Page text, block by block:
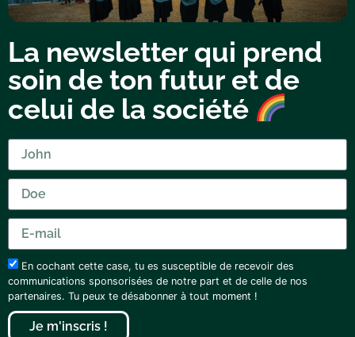
La newsletter qui prend
soin de ton futur et de
celui de la société
En cochant cette case, tu es susceptible de recevoir des
communications sponsorisées de notre part et de celle de nos
partenaires. Tu peux te désabonner à tout moment !
Je m'inscris !